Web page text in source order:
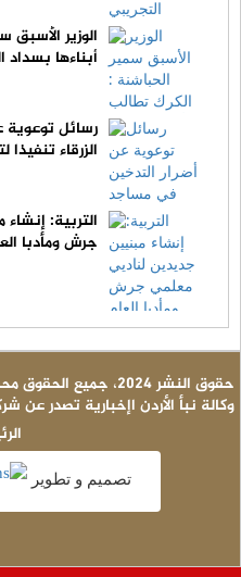
الوزير
أبناءها بسداد
رسائل
الزرقاء تنفيذا
التربية:
جرش ومأدبا
© حقوق النشر 2024، جميع الحقوق محفوظة | نبأ الأردن
وكالة نبأ الأردن اإخبارية تصدر عن
تصميم و تطوير